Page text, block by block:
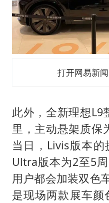
打开网易新
此外，全新理想L9
里，主动悬架质保
当日，Livis版本的
Ultra版本为2至5
用户都会加装双色
是现场两款展车